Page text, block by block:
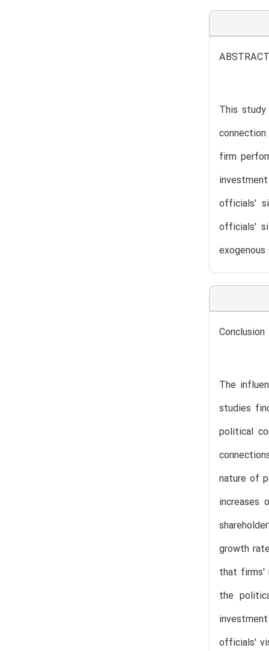
ABSTRACT
This
firm
officials'
officials'
Conclusion
The
studies
political
nature of
increases
growth
that firms'
the
officials'